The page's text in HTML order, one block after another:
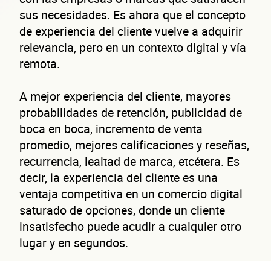
sus necesidades. Es ahora que el concepto
de experiencia del cliente vuelve a adquirir
relevancia, pero en un contexto digital y vía
remota.
A mejor experiencia del cliente, mayores
probabilidades de retención, publicidad de
boca en boca, incremento de venta
promedio, mejores calificaciones y reseñas,
recurrencia, lealtad de marca, etcétera. Es
decir, la experiencia del cliente es una
ventaja competitiva en un comercio digital
saturado de opciones, donde un cliente
insatisfecho puede acudir a cualquier otro
lugar y en segundos.